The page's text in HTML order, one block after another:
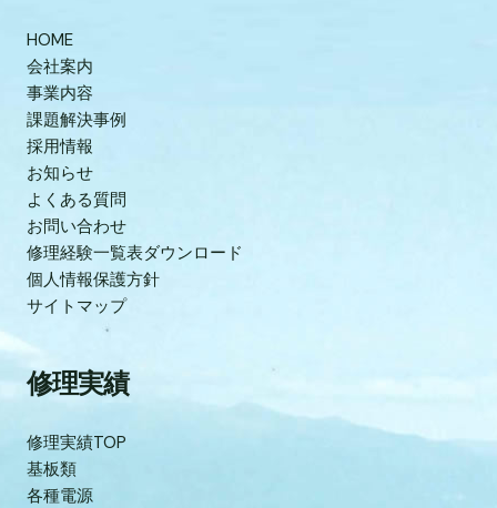
HOME
会社案内
事業内容
課題解決事例
採用情報
お知らせ
よくある質問
お問い合わせ
修理経験一覧表ダウンロード
個人情報保護方針
サイトマップ
修理実績
修理実績TOP
基板類
各種電源